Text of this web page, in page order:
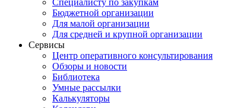
Специалисту по закупкам
Бюджетной организации
Для малой организации
Для средней и крупной организации
Сервисы
Центр оперативного консультирования
Обзоры и новости
Библиотека
Умные рассылки
Калькуляторы